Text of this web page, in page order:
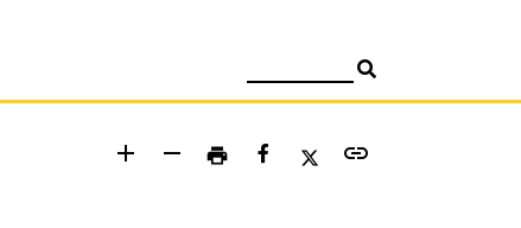
add remove print link